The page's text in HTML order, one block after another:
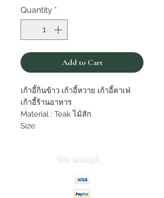
Quantity *
Add to Cart
เก้าอี้กินข้าว เก้าอี้หวาย เก้าอี้คาเฟ่
เก้าอี้ร้านอาหาร
Material : Teak ไม้สัก
Size:
We accept